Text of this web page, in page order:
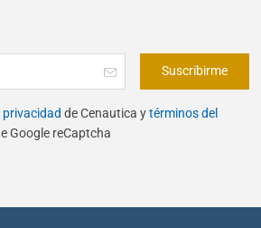
Suscribirme
privacidad de Cenautica ytérminos del
Google reCaptcha